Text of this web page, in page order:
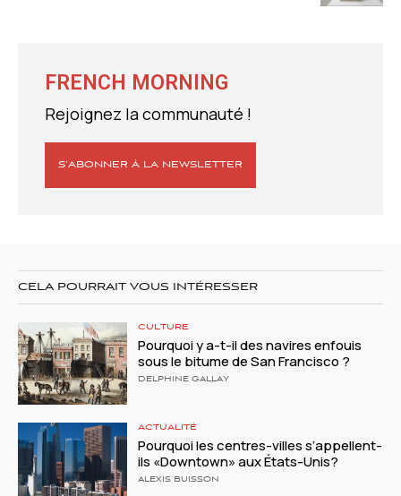
FRENCH MORNING
Rejoignez la communauté !
S’ABONNER À LA NEWSLETTER
CELA POURRAIT VOUS INTÉRESSER
CULTURE
Pourquoi y a-t-il des navires enfouis
sous le bitume de San Francisco ?
DELPHINE GALLAY
ACTUALITÉ
Pourquoi les centres-villes s’appellent-
ils «Downtown» aux États-Unis?
ALEXIS BUISSON